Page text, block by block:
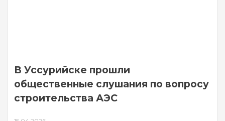
В Уссурийске прошли
общественные слушания по вопросу
строительства АЭС